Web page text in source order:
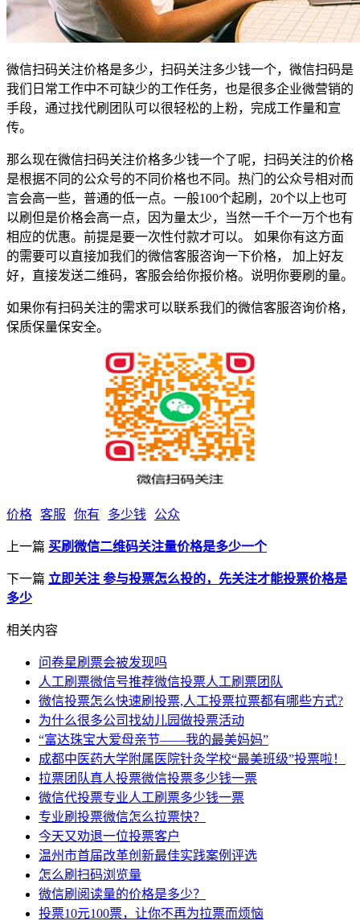
微信扫码关注价格是多少，扫码关注多少钱一个，微信扫码是
我们日常工作中不可缺少的工作任务，也是很多企业微营销的
手段，通过找代刷团队可以很轻松的上粉，完成工作量和宣
传。
那么现在微信扫码关注价格多少钱一个了呢，扫码关注的价格
是根据不同的公众号的不同价格也不同。热门的公众号相对而
言会高一些，普通的低一点。一般100个起刷，20个以上也可
以刷但是价格会高一点，因为量太少，当然一千个一万个也有
相应的优惠。前提是要一次性付款才可以。 如果你有这方面
的需要可以直接加我们的微信客服咨询一下价格， 加上好友
好，直接发送二维码，客服会给你报价格。说明你要刷的量。
如果你有扫码关注的需求可以联系我们的微信客服咨询价格，
保质保量保安全。
价格 客服 你有 多少钱 公众
上一篇 买刷微信二维码关注量价格是多少一个
下一篇 立即关注 参与投票怎么投的，先关注才能投票价格是
多少
相关内容
问卷星刷票会被发现吗
人工刷票微信号推荐微信投票人工刷票团队
微信投票怎么快速刷投票,人工投票拉票都有哪些方式?
为什么很多公司找幼儿园做投票活动
“富达珠宝大爱母亲节——我的最美妈妈”
成都中医药大学附属医院针灸学校“最美班级”投票啦！
拉票团队真人投票微信投票多少钱一票
微信代投票专业人工刷票多少钱一票
专业刷投票微信怎么拉票快？
今天又劝退一位投票客户
温州市首届改革创新最佳实践案例评选
怎么刷扫码浏览量
微信刷阅读量的价格是多少？
投票10元100票，让你不再为拉票而烦恼